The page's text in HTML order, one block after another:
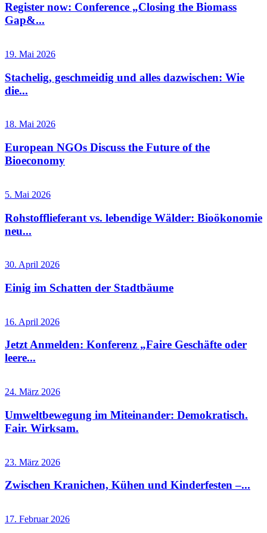
Register now: Conference „Closing the Biomass
Gap&...
19. Mai 2026
Stachelig, geschmeidig und alles dazwischen: Wie
die...
18. Mai 2026
European NGOs Discuss the Future of the
Bioeconomy
5. Mai 2026
Rohstofflieferant vs. lebendige Wälder: Bioökonomie
neu...
30. April 2026
Einig im Schatten der Stadtbäume
16. April 2026
Jetzt Anmelden: Konferenz „Faire Geschäfte oder
leere...
24. März 2026
Umweltbewegung im Miteinander: Demokratisch.
Fair. Wirksam.
23. März 2026
Zwischen Kranichen, Kühen und Kinderfesten –...
17. Februar 2026